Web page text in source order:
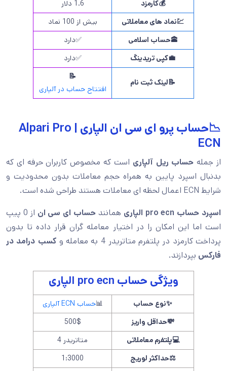
💰کارمزد
1.6 دلار
💹نماد های معاملاتی
بیش از 100 نماد
🕋حساب اسلامی
✅دارد
💼کپی تریدینگ ✅دارد
📝لینک ثبت نام
📝
افتتاح حساب در آلپاری
📉حساب پرو ای سی ان الپاری | Alpari Pro
ECN
از جمله حساب ریل آلپاری است که مخصوص کاربران حرفه ای که
بدنبال اسپرد پایین به همراه حجم معاملات بدون محدودیت و
شرایط ECN اعمال لحظه ای معاملات هستند طراحی شده است.
اسپرد حساب pro ecn الپاری
همانند حساب ای سی ان
از 0 پیپ
است اما این امکان را در اختیار معامله گران قرار داده تا بدون
پرداخت کارمزد در پلتفرم متاتریدر 4 به معامله و
کسب درامد در
فارکس بپردازند.
ویژگی حساب pro ecn الپاری
✨نوع حساب 📊حساب ECN آلپاری
💸حداقل واریز
500$
💻پلتفرم معاملاتی
متاتریدر 4
⚖️حداکثر لوریج
1:3000